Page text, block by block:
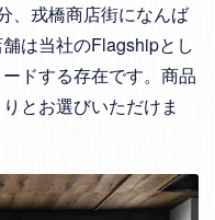
、戎橋商店街になんば
は当社のFlagshipとし
ドする存在です。商品
とお選びいただけま